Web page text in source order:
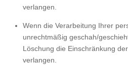
verlangen.
Wenn die Verarbeitung Ihrer
unrechtmäßig geschah/
Löschung die Einschränkung
verlangen.